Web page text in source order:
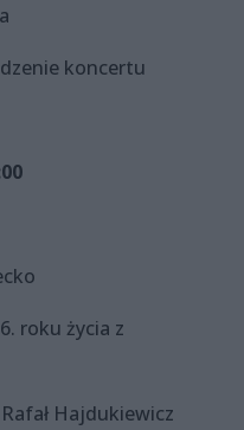
koncertu
roku życia z
Hajdukiewicz